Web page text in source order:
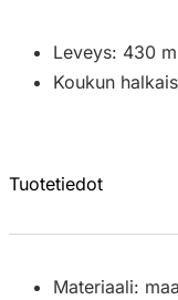
Leveys: 430
Koukun
Tuotetiedot
Materiaali: